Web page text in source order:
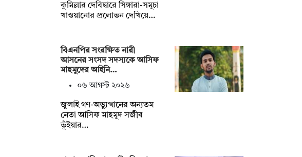
কুমিল্লার দেবিদ্বারে সিঙ্গারা-সমুচা
খাওয়ানোর প্রলোভন দেখিয়ে…
বিএনপির সংরক্ষিত নারী
আসনের সংসদ সদস্যকে আসিফ
মাহমুদের আইনি…
০৬ আগস্ট ২০২৬
জুলাই গণ-অভ্যুত্থানের অন্যতম
নেতা আসিফ মাহমুদ সজীব
ভূঁইয়ার…